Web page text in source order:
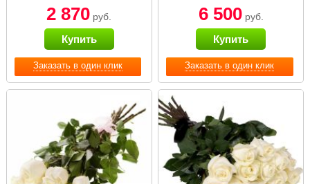
Заказать в один клик
2 870 руб.
Купить
Заказать в один клик
6 500руб.
Купить